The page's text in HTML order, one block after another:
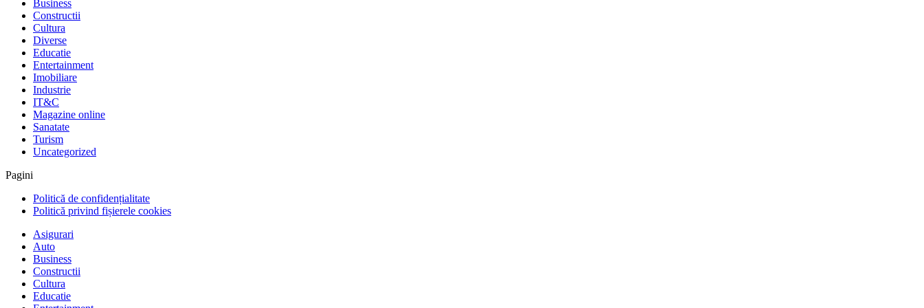
Business
Constructii
Cultura
Diverse
Educatie
Entertainment
Imobiliare
Industrie
IT&C
Magazine online
Sanatate
Turism
Uncategorized
Pagini
Politică de confidențialitate
Politică privind fișierele cookies
Asigurari
Auto
Business
Constructii
Cultura
Educatie